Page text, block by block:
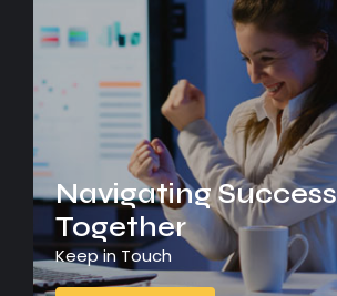
Navigating Success
Together
Keep in Touch